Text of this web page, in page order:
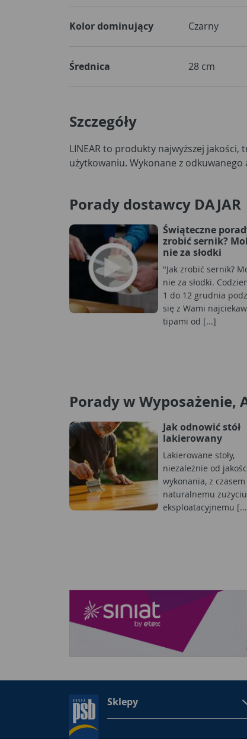
Kolor dominujący Czarny
Średnica 28 cm
Szczegóły
LINEAR to produkty najwyższej jakości,
użytkowaniu. Wykonane z
odkształcenia i deformacje, co gwarantuje
Porady dostawcy DAJAR
Świąteczne
zrobić sernik?
nie za słodki
"Jak zrobić sernik?
nie za słodki.
1 do 12 grudnia
się z Wami
tipami od [...]
Porady w Wyposażenie,
Jak odnowić stół
lakierowany
Lakierowane stoły,
niezależnie od
wykonania, z
naturalnemu zużyciu
eksploatacyjnemu
Sklepy